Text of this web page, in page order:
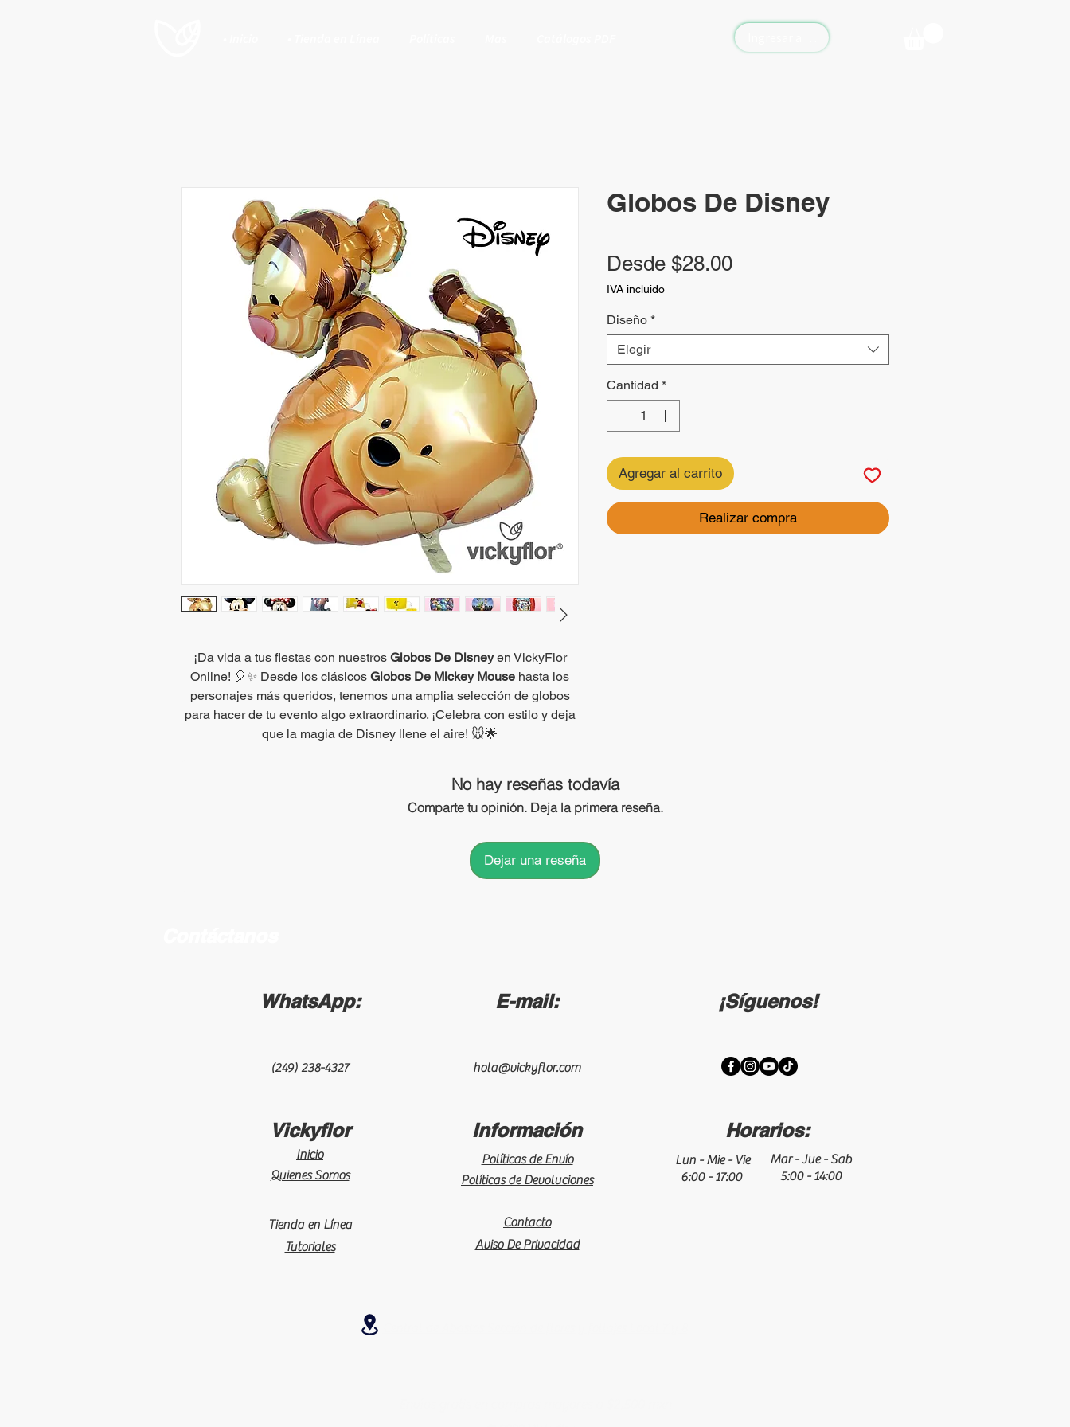
Ingresar a Vickyflor Online
¡Da vida a tus fiestas con nuestros Globos De Disneyen VickyFlor
Online! 🎈✨ Desde los clásicos Globos De Mickey Mouse hasta los
personajes más queridos, tenemos una amplia selección de globos
para hacer de tu evento algo extraordinario. ¡Celebra con estilo y deja
que la magia de Disney llene el aire! 🐭🌟
Globos De Disney
Desde $28.00Precio
IVA incluido
Diseño *
Elegir
Cantidad *
Agregar al carrito
Realizar compra
No hay reseñas todavía
Comparte tu opinión. Deja la primera reseña.
Dejar una reseña
WhatsApp:
(249) 238-4327
Vickyflor
Inicio
Quienes Somos
Tienda en Línea
Tutoriales
E-mail:
hola@vickyflor.com
Información
Políticas de Envío
Políticas de Devoluciones
¡Síguenos!
Horarios:
6:00 - 17:00
Lun - Mie - Vie
5:00 - 14:00
Mar - Jue - Sab
Contacto
Aviso De Privacidad